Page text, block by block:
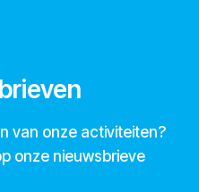
van onze activiteiten?
onze nieuwsbrieve